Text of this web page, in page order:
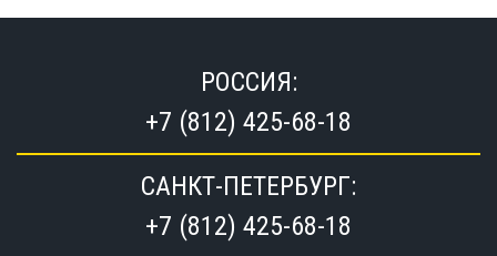
РОССИЯ:
+7 (812) 425-68-18
САНКТ-ПЕТЕРБУРГ:
+7 (812) 425-68-18